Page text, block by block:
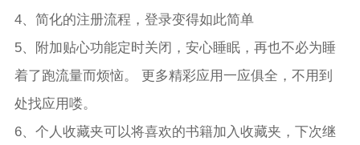
4、简化的注册流程，登录变得如此简单
5、附加贴心功能定时关闭，安心睡眠，再也不必为睡
着了跑流量而烦恼。 更多精彩应用一应俱全，不用到
处找应用喽。
6、个人收藏夹可以将喜欢的书籍加入收藏夹，下次继